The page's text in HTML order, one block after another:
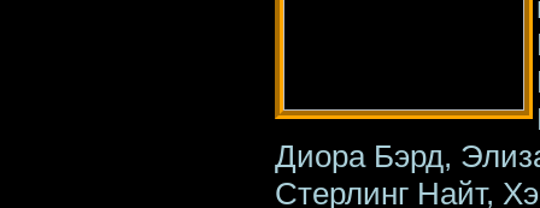
Диора Бэрд,
Стерлинг Найт,